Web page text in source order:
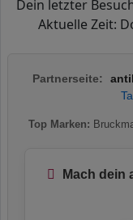
Dein letzter
Aktuelle Zeit:
Partnerseite:
Top Marken:
Mach dein